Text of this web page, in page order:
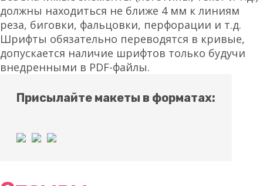
должны находиться не ближе 4 мм к линиям
реза, биговки, фальцовки, перфорации и т.д.
Шрифты обязательно переводятся в кривые,
допускается наличие шрифтов только будучи
внедренными в PDF-файлы.
Присылайте макеты в форматах: